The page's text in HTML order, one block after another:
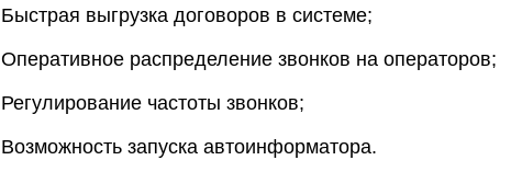
Быстрая выгрузка договоров в системе;
Оперативное распределение звонков на операторов;
Регулирование частоты звонков;
Возможность запуска автоинформатора.